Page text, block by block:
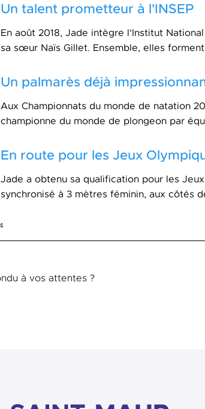
Un talent prometteur à l'INSEP
En août 2018, Jade intègre l'Institut
sa sœur Naïs Gillet. Ensemble, elles
Un palmarès déjà
Aux Championnats du monde de natation
championne du monde de plongeon par
En route pour les Jeux
Jade a obtenu sa qualification pour les
synchronisé à 3 mètres féminin, aux côtés
à vos attentes ?